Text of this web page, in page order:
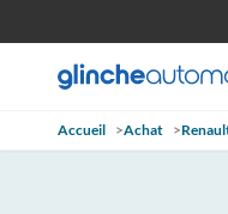
Accueil >Achat >